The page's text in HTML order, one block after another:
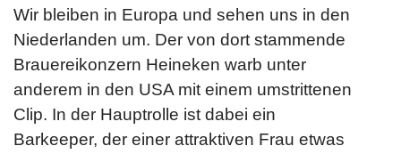
Wir bleiben in Europa und sehen uns in den
Niederlanden um. Der von dort stammende
Brauereikonzern Heineken warb unter
anderem in den USA mit einem umstrittenen
Clip. In der Hauptrolle ist dabei ein
Barkeeper, der einer attraktiven Frau etwas